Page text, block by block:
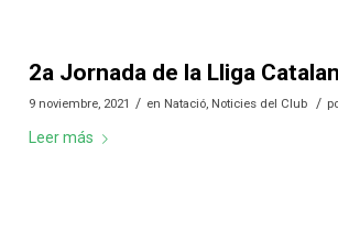
2a Jornada de la Lliga
9 noviembre, 2021 / en Natació Noticies del Club /
Leer más